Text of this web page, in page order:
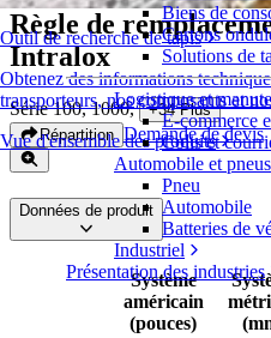
Outil de recherche de tapis
Obtenez des informations
transporteurs, nos composants et
Vue d'ensemble des produits
Biens de
Cartons
Solutions de
Logistique et
E-commerce
Colis et
Automobile et pneus
Pneu
Automobile
Batteries de
Industriel
Présentation des industries
Règle de
Intralox
Série 100, 1000, +34 Plus
Répartition Demande de devis
Données de produit
Système
américain
(pouces)